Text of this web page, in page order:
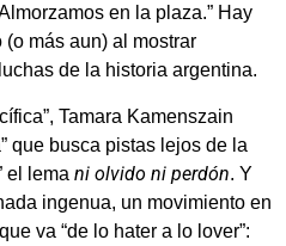
en la plaza.” Hay
más aun) al mostrar
de la historia argentina.
Tamara Kamenszain
que busca pistas lejos de la
el lema ni olvido ni perdón. Y
ingenua, un movimiento en
va “de lo hater a lo lover”: